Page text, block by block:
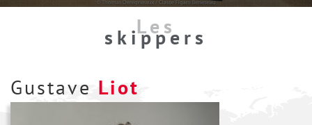
Les
skippers
Gustave Liot